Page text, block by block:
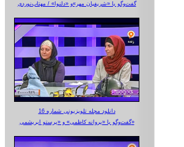
گفت‌وگو با «شریفیان مهر»‌و «دلنوا» / مهتاب‌نوردی
دانلود مجله تلویزیونی شماره 16
گفت‌وگو با «پروانه کاظمی» و «پرستو‌ ابریشمی»